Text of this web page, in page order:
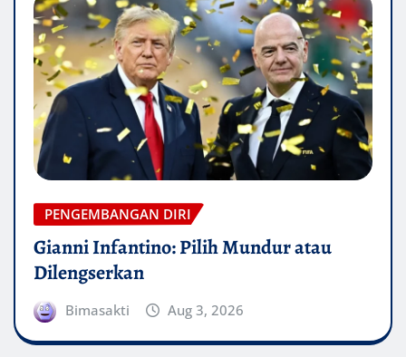
PENGEMBANGAN DIRI
Gianni Infantino: Pilih Mundur atau
Dilengserkan
Bimasakti Aug 3, 2026